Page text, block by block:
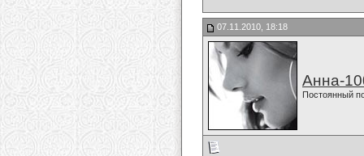
07.11.2010, 18:18
Анна-
Постоянный